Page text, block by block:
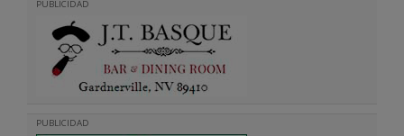
PUBLICIDAD
PUBLICIDAD